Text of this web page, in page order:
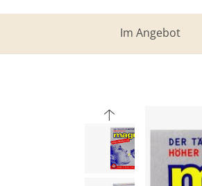
Im Angebot